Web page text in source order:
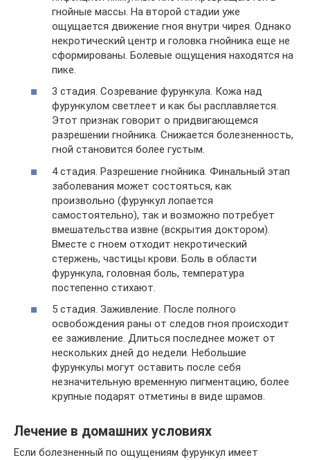
гнойные массы. На второй стадии уже
ощущается движение гноя внутри чирея. Однако
некротический центр и головка гнойника еще не
сформированы. Болевые ощущения находятся на
пике.
3 стадия. Созревание фурункула. Кожа над
фурункулом светлеет и как бы расплавляется.
Этот признак говорит о придвигающемся
разрешении гнойника. Снижается болезненность,
гной становится более густым.
4 стадия. Разрешение гнойника. Финальный этап
заболевания может состояться, как
произвольно (фурункул лопается
самостоятельно), так и возможно потребует
вмешательства извне (вскрытия доктором).
Вместе с гноем отходит некротический
стержень, частицы крови. Боль в области
фурункула, головная боль, температура
постепенно стихают.
5 стадия. Заживление. После полного
освобождения раны от следов гноя происходит
ее заживление. Длиться последнее может от
нескольких дней до недели. Небольшие
фурункулы могут оставить после себя
незначительную временную пигментацию, более
крупные подарят отметины в виде шрамов.
Лечение в домашних условиях
Если болезненный по ощущениям фурункул имеет